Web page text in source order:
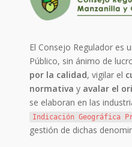
El Consejo Regulador es
Público, sin ánimo de
por la calidad, vigilar el
normativa y avalar el
se elaboran en las
Indicación Geográfica
gestión de dichas